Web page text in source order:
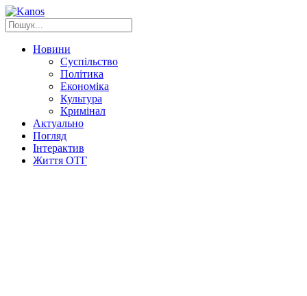
Новини
Суспільство
Політика
Економіка
Культура
Кримінал
Актуально
Погляд
Інтерактив
Життя ОТГ